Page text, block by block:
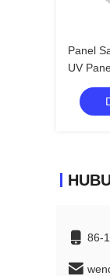
Panel
UV
86-